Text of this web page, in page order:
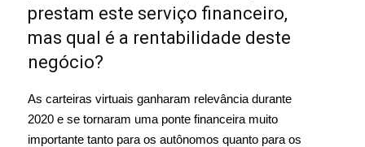
prestam este serviço financeiro,
mas qual é a rentabilidade deste
negócio?
As carteiras virtuais ganharam relevância durante
2020 e se tornaram uma ponte financeira muito
importante tanto para os autônomos quanto para os